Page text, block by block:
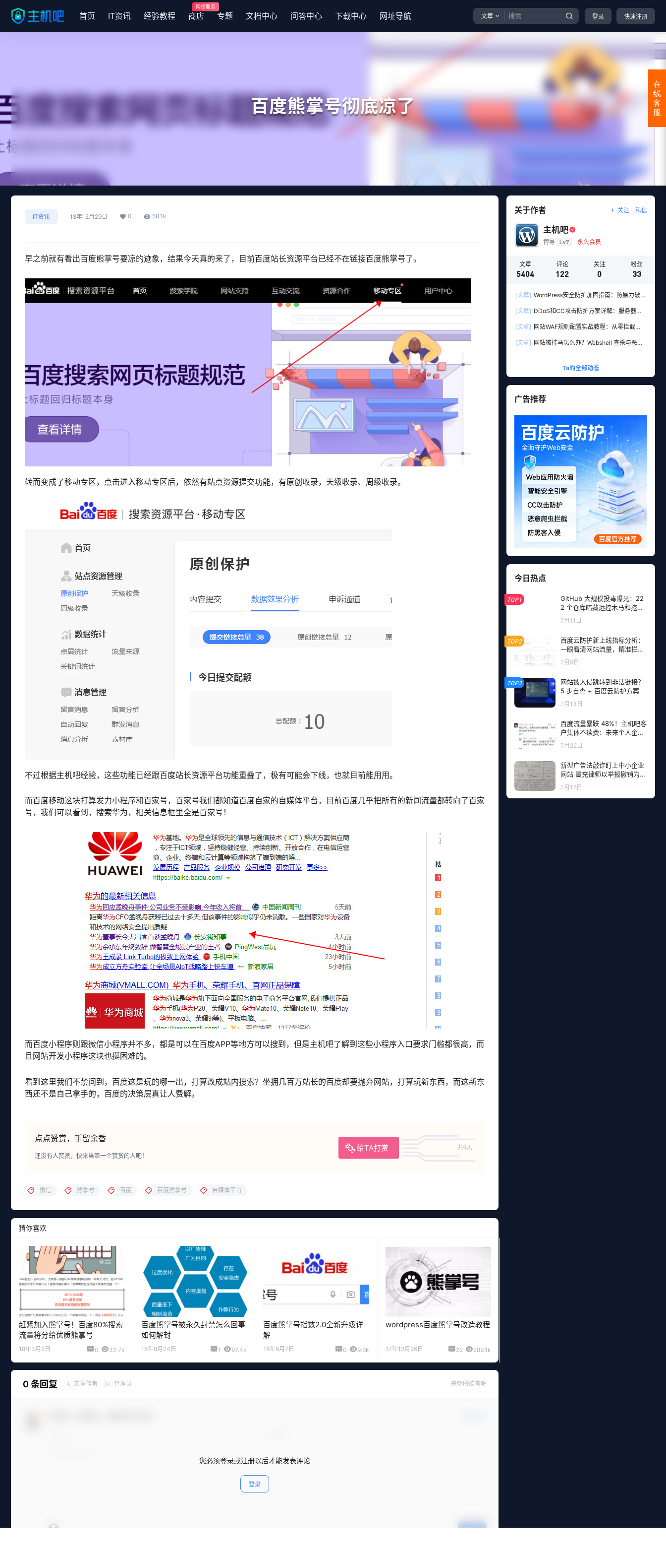
首页 IT资讯 经验教程 商店
网络服务
专题 文档中心 问答中心 下载中心 网址导航 文章 登录 快速注册
百度熊掌号彻底凉了
IT资讯 18年12月29日 0 58.1k
早之前就有看出百度熊掌号要凉的迹象，结果今天真的来了，目前百度站长资源平台已经不在链接百度熊掌号了。
转而变成了移动专区，点击进入移动专区后，依然有站点资源提交功能，有原创收录，天级收录、周级收录。
不过根据主机吧经验，这些功能已经跟百度站长资源平台功能重叠了，极有可能会下线，也就目前能用用。
而百度移动这块打算发力小程序和百家号，百家号我们都知道百度自家的自媒体平台，目前百度几乎把所有的新闻流量都转向了百家
号，我们可以看到，搜索华为，相关信息框里全是百家号！
而百度小程序则跟微信小程序并不多，都是可以在百度APP等地方可以搜到，但是主机吧了解到这些小程序入口要求门槛都很高，而
且网站开发小程序这块也挺困难的。
看到这里我们不禁问到，百度这是玩的哪一出，打算改成站内搜索？坐拥几百万站长的百度却要抛弃网站，打算玩新东西，而这新东
西还不是自己拿手的，百度的决策层真让人费解。
点点赞赏，手留余香
给TA打赏 共0人
还没有人赞赏，快来当第一个赞赏的人吧！
微信 熊掌号 百度 百度熊掌号 自媒体平台
猜你喜欢
赶紧加入熊掌号！百度80%搜索
流量将分给优质熊掌号
18年3月2日 0 32.7k
百度熊掌号被永久封禁怎么回事
如何解封
18年8月24日 1 97.4k
百度熊掌号指数2.0全新升级详
解
18年9月7日 0 9.6k
wordpress百度熊掌号改造教程
17年12月26日 22 289.1k
0 条回复 A 文章作者 M 管理员 来畅所欲言吧
您必须登录或注册以后才能发表评论
登录
提交
关于作者 关注 私信
主机吧
博导 Lv7 永久会员
文章
5404
评论
122
关注
0
粉丝
33
[文章] WordPress安全防护加固指南：防暴力破解
[文章] DDoS和CC攻击防护方案详解：服务器加
[文章] 网站WAF规则配置实战教程：从零拦截
[文章] 网站被挂马怎么办？Webshell 查杀与恶意
Ta的全部动态
广告推荐
今日热点
TOP1
GitHub 大规模投毒曝光：22
2 个仓库暗藏远控木马和挖矿
程序，开发者成目标
7月11日
TOP2
百度云防护新上线指标分析：
一眼看清网站流量，精准拦截
恶意请求
7月9日
TOP3
网站被入侵跳转到非法链接？
5 步自查 + 百度云防护方案
7月13日
百度流量暴跌 48%！主机吧客
户集体不续费：未来个人企业
网站流量从哪里来？
7月22日
新型广告法敲诈盯上中小企业
网站 冒充律师以举报撤销为由
勒索钱财
7月17日
在
线
客
服